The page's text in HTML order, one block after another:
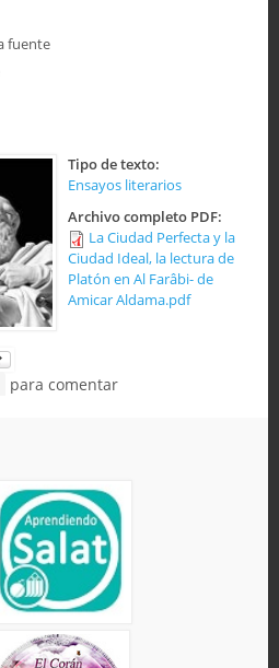
fuente
Tipo de texto:
Ensayos literarios
Archivo completo PDF:
La Ciudad Perfecta y la
Ciudad Ideal, la lectura de
Platón en Al Farâbi- de
Amicar Aldama.pdf
para comentar